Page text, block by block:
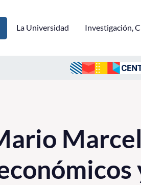
La Universidad Investigación,